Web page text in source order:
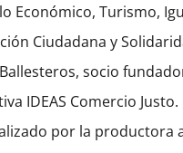
Económico, Turismo,
Ciudadana y
socio
IDEAS Comercio
por la productora